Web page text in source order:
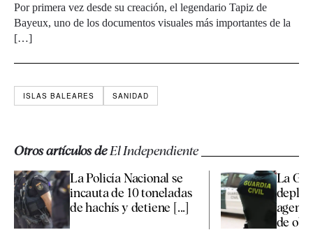
Por primera vez desde su creación, el legendario Tapiz de
Bayeux, uno de los documentos visuales más importantes de la
[…]
ISLAS BALEARES SANIDAD
Otros artículos deEl Independiente
La Policía Nacional se
incauta de 10 toneladas
de hachís y detiene [...]
La
de